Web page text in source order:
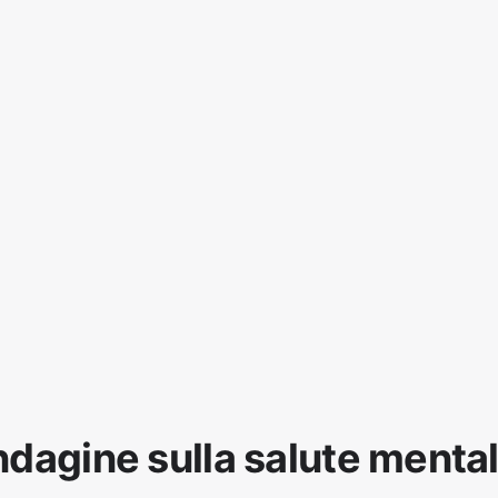
sulla salute